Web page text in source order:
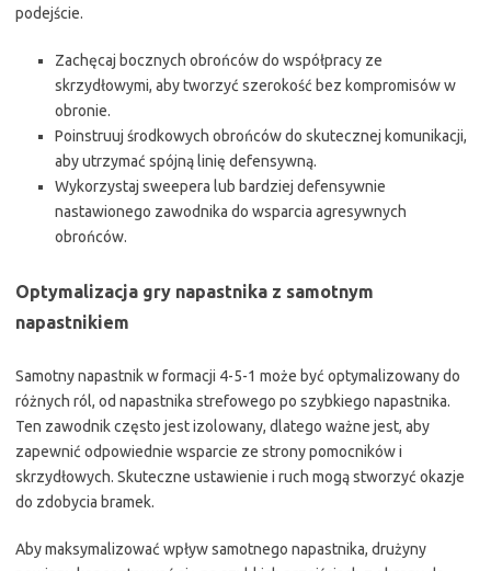
podejście.
Zachęcaj bocznych obrońców do współpracy ze
skrzydłowymi, aby tworzyć szerokość bez kompromisów w
obronie.
Poinstruuj środkowych obrońców do skutecznej komunikacji,
aby utrzymać spójną linię defensywną.
Wykorzystaj sweepera lub bardziej defensywnie
nastawionego zawodnika do wsparcia agresywnych
obrońców.
Optymalizacja gry napastnika z samotnym
napastnikiem
Samotny napastnik w formacji 4-5-1 może być optymalizowany do
różnych ról, od napastnika strefowego po szybkiego napastnika.
Ten zawodnik często jest izolowany, dlatego ważne jest, aby
zapewnić odpowiednie wsparcie ze strony pomocników i
skrzydłowych. Skuteczne ustawienie i ruch mogą stworzyć okazje
do zdobycia bramek.
Aby maksymalizować wpływ samotnego napastnika, drużyny